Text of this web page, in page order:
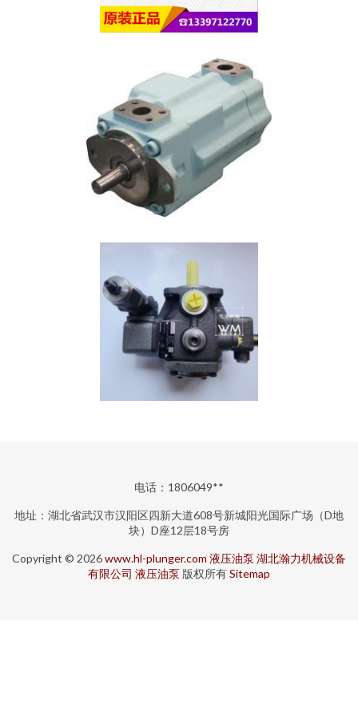
电话：1806049**
地址：湖北省武汉市汉阳区四新大道608号新城阳光国际广场（D地
块）D座12层18号房
Copyright © 2026www.hl-plunger.com 液压油泵 湖北瀚力机械设备
有限公司 液压油泵 版权所有Sitemap